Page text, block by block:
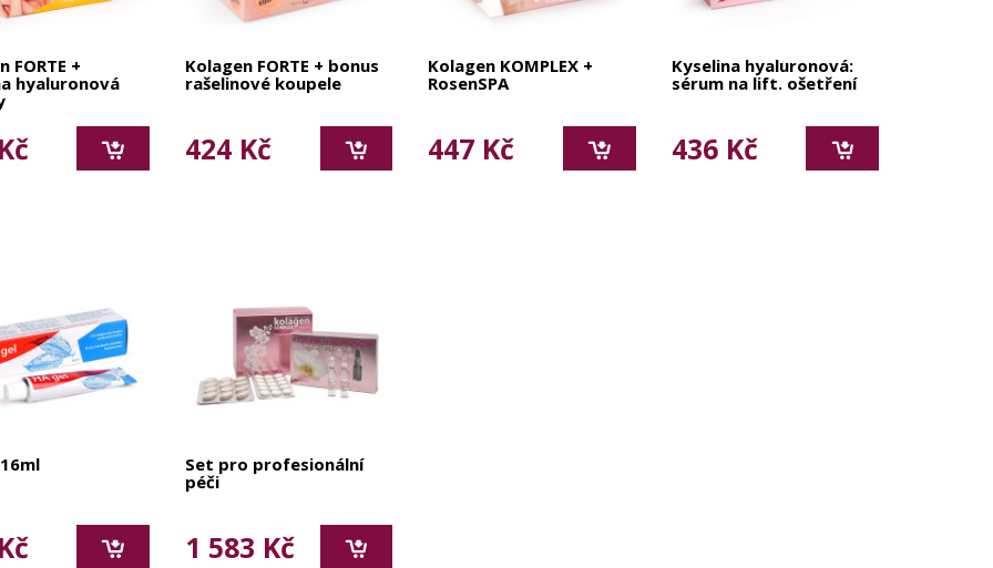
FORTE +
hyaluronová
Kolagen FORTE + bonus
rašelinové koupele
424 Kč
Kolagen KOMPLEX +
RosenSPA
447 Kč
Kyselina hyaluronová:
sérum na lift. ošetření
436 Kč
Set pro profesionální
péči
1 583 Kč